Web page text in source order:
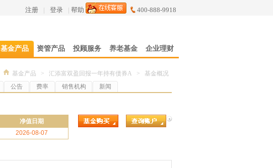
注册 | 登录 | 帮助 400-888-9918
基金产品 资管产品 投顾服务 养老基金 企业理财
基金产品 > 汇添富双盈回报一年持有债券A > 基金概况
公告 费率 销售机构 新闻
净值日期
2026-08-07